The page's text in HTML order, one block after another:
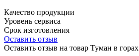
Качество продукции
Уровень сервиса
Срок изготовления
Оставить отзыв
Оставить отзыв на товар Туман в горах